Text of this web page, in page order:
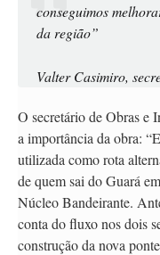
conseguimos
da região”
Valter Casimiro,
O secretário de Obras e
a importância da obra:
utilizada como rota
de quem sai do Guará
Núcleo Bandeirante.
conta do fluxo nos dois
construção da nova